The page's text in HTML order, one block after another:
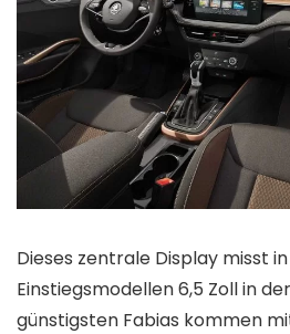
Dieses zentrale Display misst
Einstiegsmodellen 6,5 Zoll in
günstigsten Fabias kommen